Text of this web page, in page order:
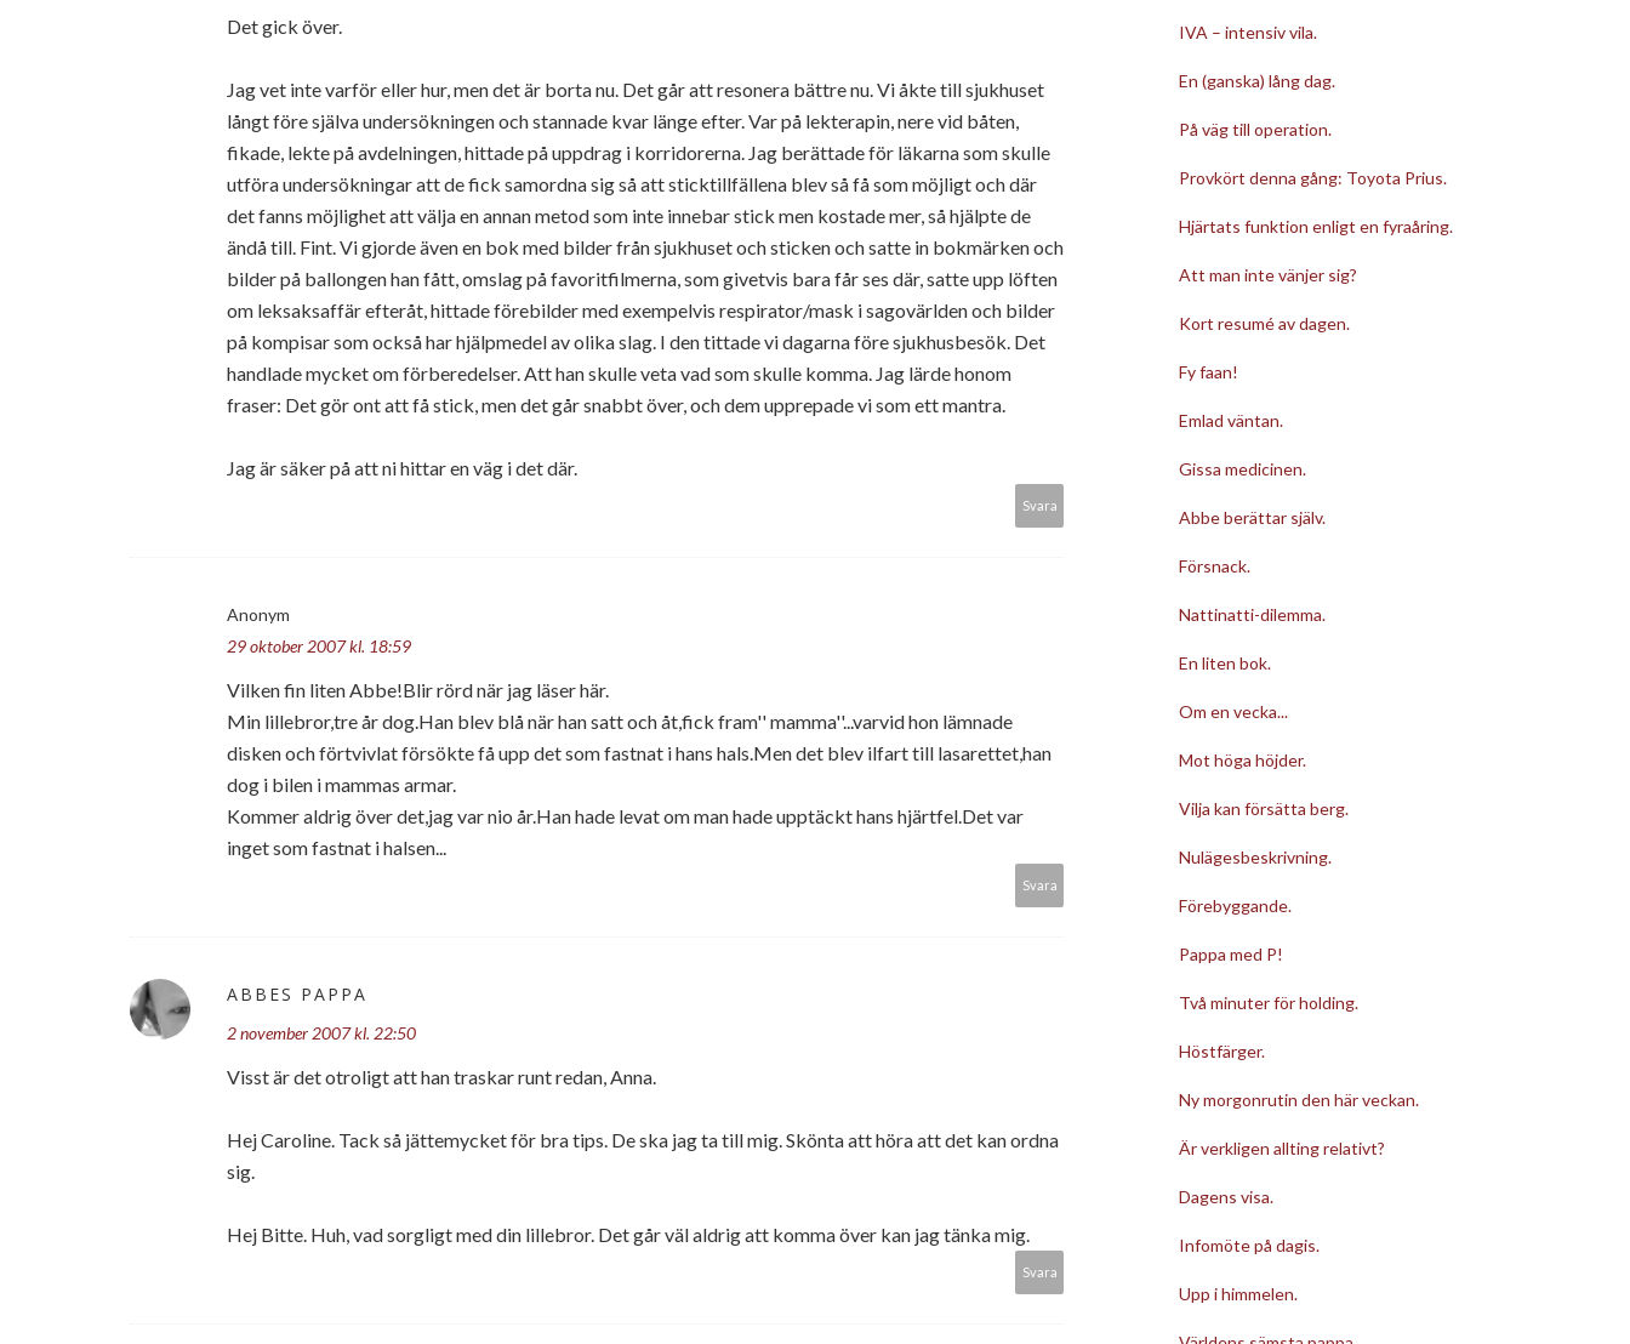
Det gick över.
Jag vet inte varför eller hur, men det är borta nu. Det går att resonera bättre nu. Vi åkte till sjukhuset
långt före själva undersökningen och stannade kvar länge efter. Var på lekterapin, nere vid båten,
fikade, lekte på avdelningen, hittade på uppdrag i korridorerna. Jag berättade för läkarna som skulle
utföra undersökningar att de fick samordna sig så att sticktillfällena blev så få som möjligt och där
det fanns möjlighet att välja en annan metod som inte innebar stick men kostade mer, så hjälpte de
ändå till. Fint. Vi gjorde även en bok med bilder från sjukhuset och sticken och satte in bokmärken och
bilder på ballongen han fått, omslag på favoritfilmerna, som givetvis bara får ses där, satte upp löften
om leksaksaffär efteråt, hittade förebilder med exempelvis respirator/mask i sagovärlden och bilder
på kompisar som också har hjälpmedel av olika slag. I den tittade vi dagarna före sjukhusbesök. Det
handlade mycket om förberedelser. Att han skulle veta vad som skulle komma. Jag lärde honom
fraser: Det gör ont att få stick, men det går snabbt över, och dem upprepade vi som ett mantra.
Jag är säker på att ni hittar en väg i det där.
Svara
Anonym
29 oktober 2007 kl. 18:59
Vilken fin liten Abbe!Blir rörd när jag läser här.
Min lillebror,tre år dog.Han blev blå när han satt och åt,fick fram'' mamma''...varvid hon lämnade
disken och förtvivlat försökte få upp det som fastnat i hans hals.Men det blev ilfart till lasarettet,han
dog i bilen i mammas armar.
Kommer aldrig över det,jag var nio år.Han hade levat om man hade upptäckt hans hjärtfel.Det var
inget som fastnat i halsen...
Svara
ABBES PAPPA
2 november 2007 kl. 22:50
Visst är det otroligt att han traskar runt redan, Anna.
Hej Caroline. Tack så jättemycket för bra tips. De ska jag ta till mig. Skönta att höra att det kan ordna
sig.
Hej Bitte. Huh, vad sorgligt med din lillebror. Det går väl aldrig att komma över kan jag tänka mig.
Svara
IVA – intensiv vila.
En (ganska) lång dag.
På väg till operation.
Provkört denna gång: Toyota Prius.
Hjärtats funktion enligt en fyraåring.
Att man inte vänjer sig?
Kort resumé av dagen.
Fy faan!
Emlad väntan.
Gissa medicinen.
Abbe berättar själv.
Försnack.
Nattinatti-dilemma.
En liten bok.
Om en vecka...
Mot höga höjder.
Vilja kan försätta berg.
Nulägesbeskrivning.
Förebyggande.
Pappa med P!
Två minuter för holding.
Höstfärger.
Ny morgonrutin den här veckan.
Är verkligen allting relativt?
Dagens visa.
Infomöte på dagis.
Upp i himmelen.